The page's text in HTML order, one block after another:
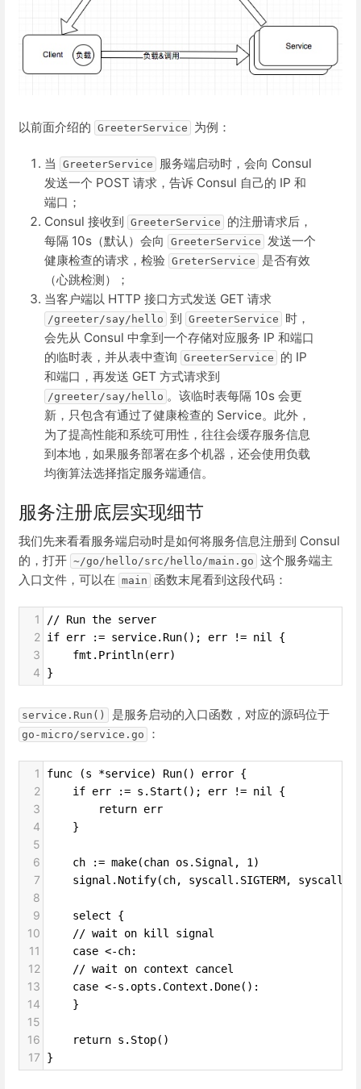
以前面介绍的 GreeterService 为例：
当 GreeterService
服务端启动时，会向 Consul
发送一个 POST 请求，告诉 Consul 自己的 IP 和
端口；
Consul 接收到
GreeterService
的注册请求后，
每隔 10s（默认）会向
GreeterService 发送一个
健康检查的请求，检验 GreterService
是否有效
（心跳检测）；
当客户端以 HTTP 接口方式发送 GET 请求
/greeter/say/hello 到 GreeterService
时，
会先从 Consul 中拿到一个存储对应服务 IP 和端口
的临时表，并从表中查询 GreeterService
的 IP
和端口，再发送 GET 方式请求到
/greeter/say/hello 。该临时表每隔 10s 会更
新，只包含有通过了健康检查的 Service。此外，
为了提高性能和系统可用性，往往会缓存服务信息
到本地，如果服务部署在多个机器，还会使用负载
均衡算法选择指定服务端通信。
服务注册底层实现细节
我们先来看看服务端启动时是如何将服务信息注册到 Consul
的，打开 ~/go/hello/src/hello/main.go 这个服务端主
入口文件，可以在 main 函数末尾看到这段代码：
1 // Run the server
2 if err := service.Run(); err != nil {
3
    fmt.Println(err)
4 }
service.Run() 是服务启动的入口函数，对应的源码位于
go-micro/service.go ：
1 func (s *service) Run() error {
2 if err := s.Start(); err != nil {
3 return err
4 }
5
6
ch := make(chan os.Signal, 1)
7 signal.Notify(ch, syscall.SIGTERM,
8
9
select {
10 // wait on kill signal
11 case <-ch:
12 // wait on context cancel
13 case <-s.opts.Context.Done():
14 }
15
16
return s.Stop()
17 }